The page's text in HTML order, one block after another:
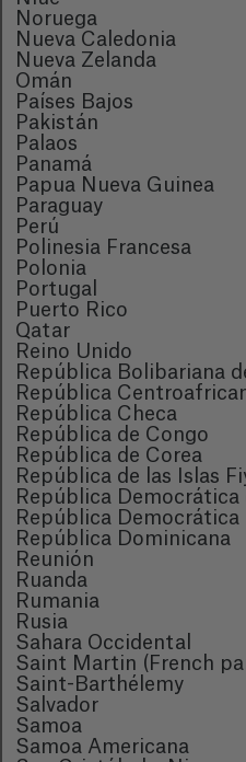
Noruega
Nueva Caledonia
Nueva Zelanda
Omán
Países Bajos
Pakistán
Palaos
Panamá
Papua Nueva Guinea
Paraguay
Perú
Polinesia Francesa
Polonia
Portugal
Puerto Rico
Qatar
Reino Unido
República Bolibariana
República
República Checa
República de Congo
República de Corea
República de las Islas
República Democrática
República Democrática
República Dominicana
Reunión
Ruanda
Rumania
Rusia
Sahara Occidental
Saint Martin (French
Saint-Barthélemy
Salvador
Samoa
Samoa Americana